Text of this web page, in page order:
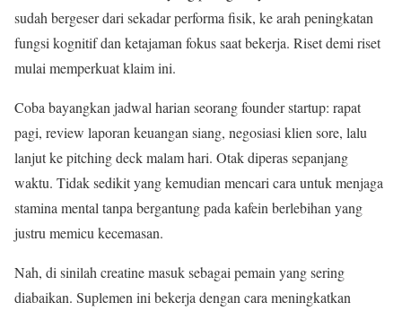
sudah bergeser dari sekadar performa fisik, ke arah peningkatan
fungsi kognitif dan ketajaman fokus saat bekerja. Riset demi riset
mulai memperkuat klaim ini.
Coba bayangkan jadwal harian seorang founder startup: rapat
pagi, review laporan keuangan siang, negosiasi klien sore, lalu
lanjut ke pitching deck malam hari. Otak diperas sepanjang
waktu. Tidak sedikit yang kemudian mencari cara untuk menjaga
stamina mental tanpa bergantung pada kafein berlebihan yang
justru memicu kecemasan.
Nah, di sinilah creatine masuk sebagai pemain yang sering
diabaikan. Suplemen ini bekerja dengan cara meningkatkan